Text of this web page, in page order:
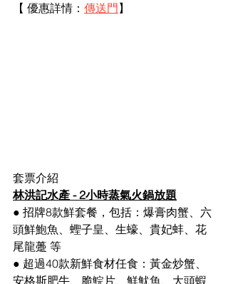
【 優惠詳情： 傳送門】
套票介紹
林洪記水產 - 2小時蒸氣火鍋放題
● 招牌8款鮮套餐，包括：爆膏肉蟹、六
頭鮮鮑魚、蟶子皇、生蠔、貴妃蚌、花
尾龍躉 等
● 超過40款新鮮食材任食：黃金炒蟹、
安格斯肥牛、脆鯇片、鮮魷魚、大頭蝦